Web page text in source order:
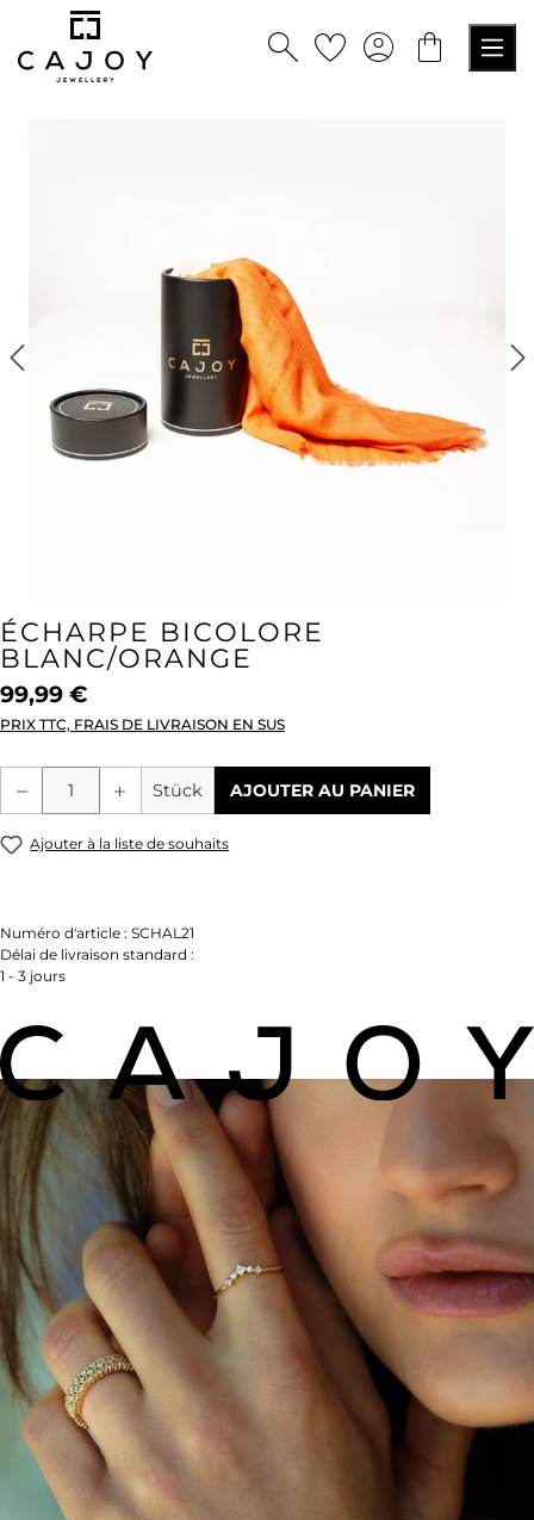
principal
ÉCHARPE BICOLORE
BLANC/ORANGE
99,99 €
PRIX TTC, FRAIS DE LIVRAISON EN SUS
Quantité de produit : Entrez la
Stück AJOUTER AU PANIER
Ajouter à la liste de souhaits
Numéro d'article : SCHAL21
Délai de livraison standard :
1 - 3 jours